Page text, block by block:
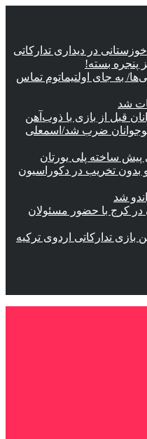
در دیداری تدارکاتی
پنجره بسته!
به جای اولتیماتوم تماس
شد
قبل از بازی با ذوب‌آهن
ضرب شد/اسمعلی
پیش ساخته پلی یورتان
تخریب در دکوراسیون
شد
در کرج با حضور مسئولان
تدارکاتی اردوی ترکیه